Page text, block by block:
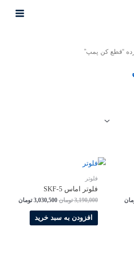
“قطع کن پمپ”
فلوتر
فلوتر اماس SKF-5
3,190,000 تومان 3,030,500 تومان
افزودن به سبد خرید